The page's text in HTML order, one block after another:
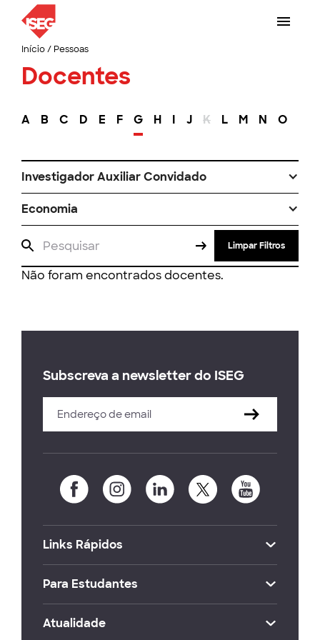
Início/ Pessoas
Docentes
A B C D E F G H I J K L M N O
Investigador Auxiliar Convidado
Economia
Limpar Filtros
Não foram encontrados docentes.
Subscreva a newsletter do ISEG
Links Rápidos
Para Estudantes
Atualidade